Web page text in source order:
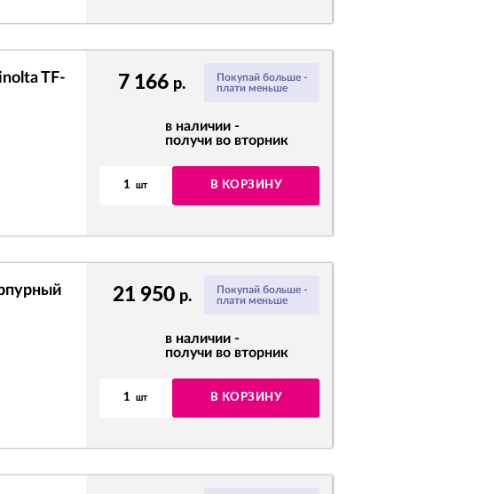
Покупай больше -
плати меньше
7 166 р.
в наличии -
получи во вторник
1 шт В КОРЗИНУ
TF-
Покупай больше -
плати меньше
21 950 р.
в наличии -
получи во вторник
1 шт В КОРЗИНУ